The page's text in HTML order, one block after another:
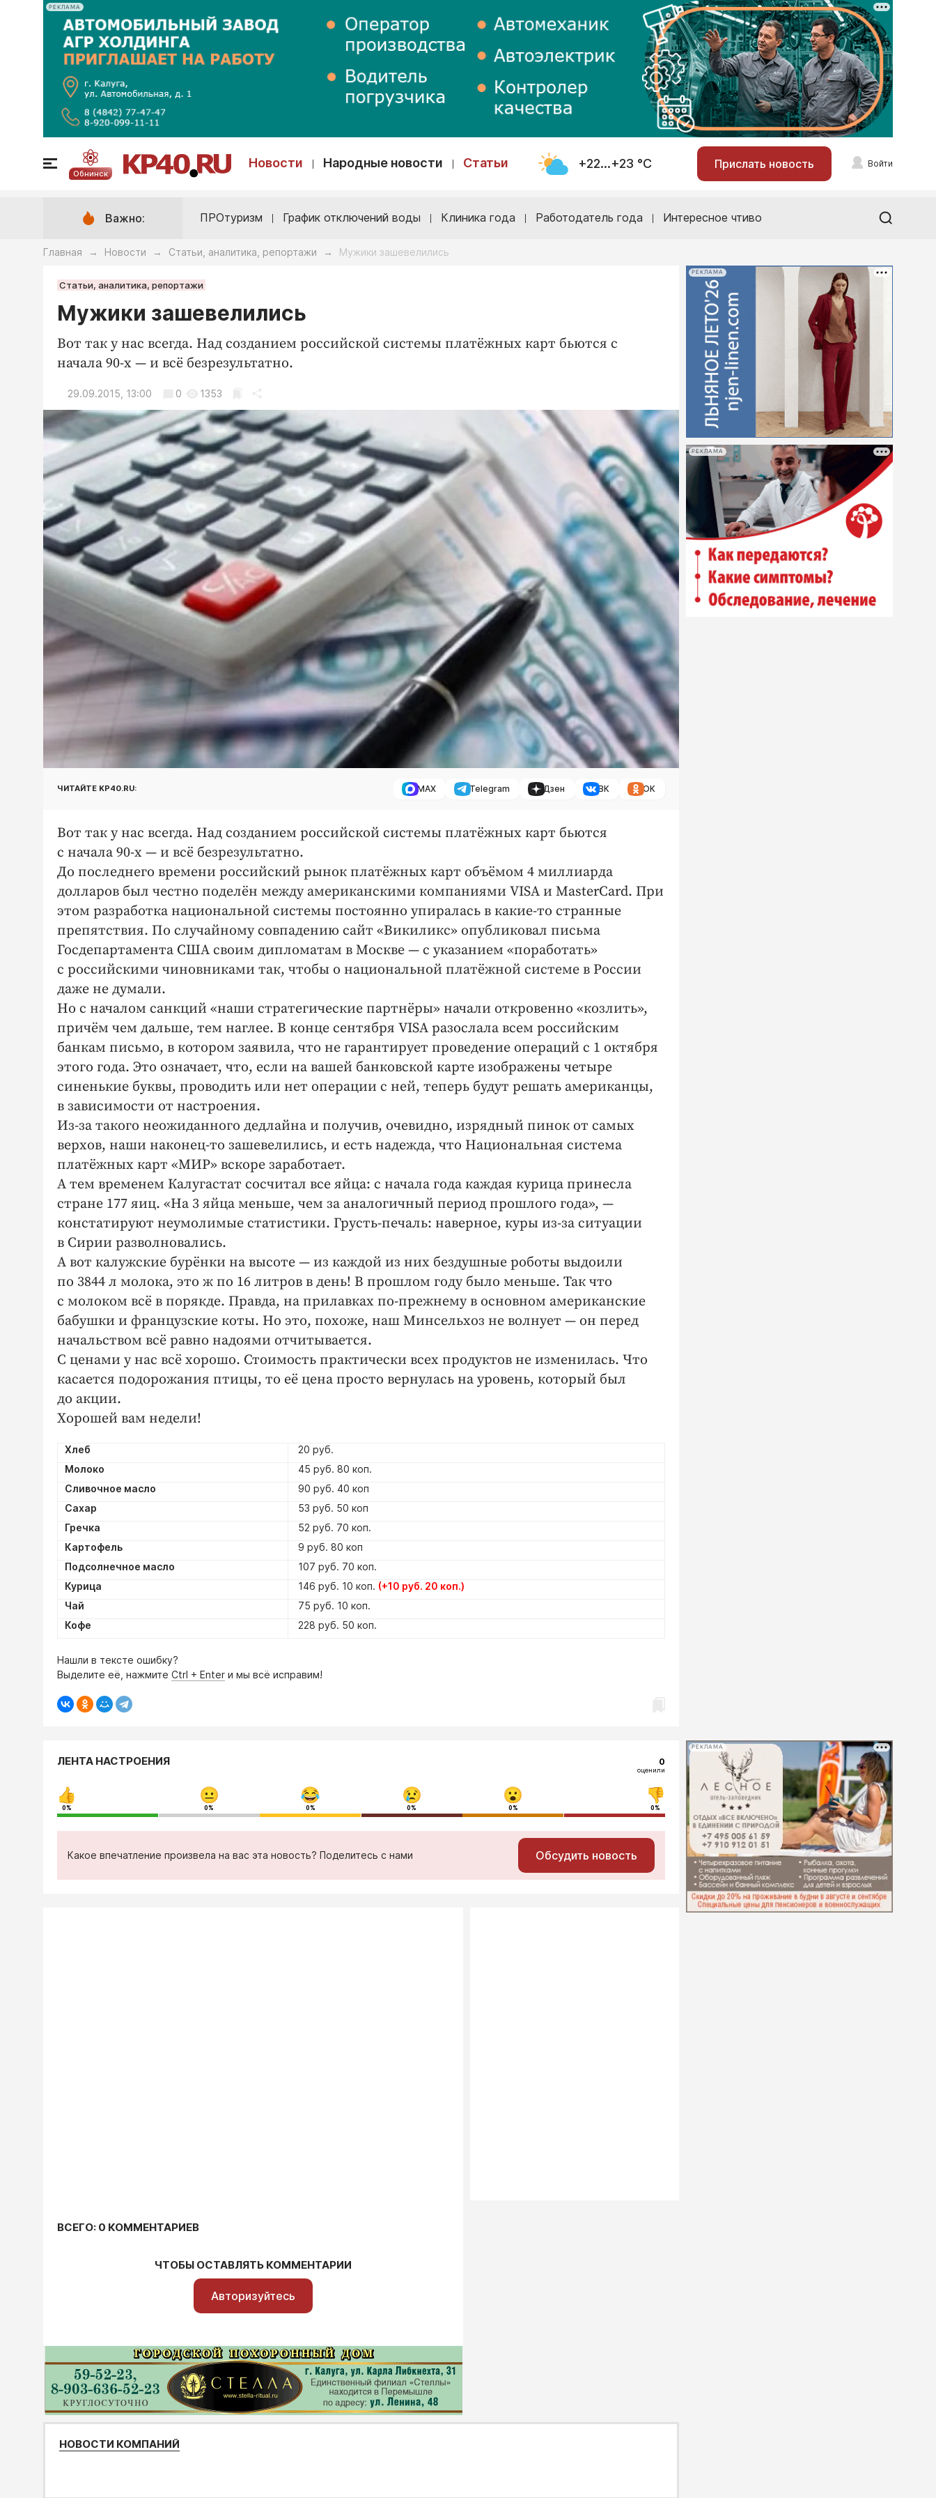
РЕКЛАМА
Обнинск
Новости Народные новости Статьи +22...+23 °С Прислать новость Войти
Важно: ПРОтуризм График отключений воды Клиника года Работодатель года Интересное чтиво
Главная → Новости → Статьи, аналитика, репортажи → Мужики зашевелились
Статьи, аналитика, репортажи
Мужики зашевелились
Вот так у нас всегда. Над созданием российской системы платёжных карт бьются с
начала 90-х — и всё безрезультатно.
29.09.2015, 13:00 0 1353
ЧИТАЙТЕ KP40.RU: MAX Telegram Дзен ВК ОК
Вот так у нас всегда. Над созданием российской системы платёжных карт бьются
с начала 90-х — и всё безрезультатно.
До последнего времени российский рынок платёжных карт объёмом 4 миллиарда
долларов был честно поделён между американскими компаниями VISA и MasterCard. При
этом разработка национальной системы постоянно упиралась в какие-то странные
препятствия. По случайному совпадению сайт «Викиликс» опубликовал письма
Госдепартамента США своим дипломатам в Москве — с указанием «поработать»
с российскими чиновниками так, чтобы о национальной платёжной системе в России
даже не думали.
Но с началом санкций «наши стратегические партнёры» начали откровенно «козлить»,
причём чем дальше, тем наглее. В конце сентября VISA разослала всем российским
банкам письмо, в котором заявила, что не гарантирует проведение операций с 1 октября
этого года. Это означает, что, если на вашей банковской карте изображены четыре
синенькие буквы, проводить или нет операции с ней, теперь будут решать американцы,
в зависимости от настроения.
Из-за такого неожиданного дедлайна и получив, очевидно, изрядный пинок от самых
верхов, наши наконец-то зашевелились, и есть надежда, что Национальная система
платёжных карт «МИР» вскоре заработает.
А тем временем Калугастат сосчитал все яйца: с начала года каждая курица принесла
стране 177 яиц. «На 3 яйца меньше, чем за аналогичный период прошлого года», —
констатируют неумолимые статистики. Грусть-печаль: наверное, куры из-за ситуации
в Сирии разволновались.
А вот калужские бурёнки на высоте — из каждой из них бездушные роботы выдоили
по 3844 л молока, это ж по 16 литров в день! В прошлом году было меньше. Так что
с молоком всё в порякде. Правда, на прилавках по-прежнему в основном американские
бабушки и французские коты. Но это, похоже, наш Минсельхоз не волнует — он перед
начальством всё равно надоями отчитывается.
С ценами у нас всё хорошо. Стоимость практически всех продуктов не изменилась. Что
касается подорожания птицы, то её цена просто вернулась на уровень, который был
до акции.
Хорошей вам недели!
Хлеб
20 руб.
Молоко
45 руб. 80 коп.
Сливочное масло
90 руб. 40 коп
Сахар
53 руб. 50 коп
Гречка
52 руб. 70 коп.
Картофель
9 руб. 80 коп
Подсолнечное масло
107 руб. 70 коп.
Курица
146 руб. 10 коп. (+10 руб. 20 коп.)
Чай
75 руб. 10 коп.
Кофе
228 руб. 50 коп.
Нашли в тексте ошибку?
Выделите её, нажмите Ctrl + Enter и мы всё исправим!
РЕКЛАМА
РЕКЛАМА
ЛЕНТА НАСТРОЕНИЯ 0
оценили
0% 0% 0% 0% 0% 0%
Какое впечатление произвела на вас эта новость? Поделитесь с нами Обсудить новость
ВСЕГО: 0 КОММЕНТАРИЕВ
ЧТОБЫ ОСТАВЛЯТЬ КОММЕНТАРИИ
Авторизуйтесь
НОВОСТИ КОМПАНИЙ
РЕКЛАМА